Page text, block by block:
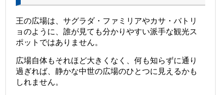
王の広場は、サグラダ・ファミリアやカサ・バトリ
ョのように、誰が見ても分かりやすい派手な観光ス
ポットではありません。
広場自体もそれほど大きくなく、何も知らずに通り
過ぎれば、静かな中世の広場のひとつに見えるかも
しれません。